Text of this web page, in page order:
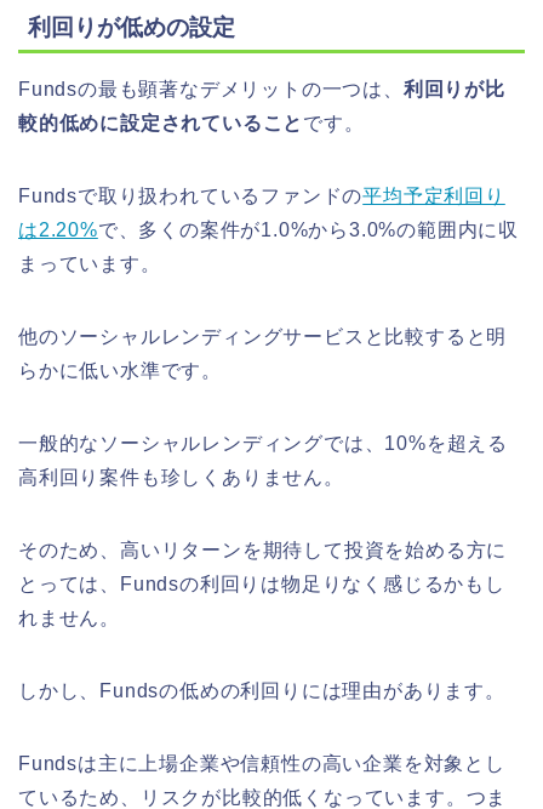
利回りが低めの設定
Fundsの最も顕著なデメリットの一つは、 利回りが比
較的低めに設定されていること です。
Fundsで取り扱われているファンドの平均予定利回り
は2.20%で、多くの案件が1.0%から3.0%の範囲内に収
まっています。
他のソーシャルレンディングサービスと比較すると明
らかに低い水準です。
一般的なソーシャルレンディングでは、10%を超える
高利回り案件も珍しくありません。
そのため、高いリターンを期待して投資を始める方に
とっては、Fundsの利回りは物足りなく感じるかもし
れません。
しかし、Fundsの低めの利回りには理由があります。
Fundsは主に上場企業や信頼性の高い企業を対象とし
ているため、リスクが比較的低くなっています。つま